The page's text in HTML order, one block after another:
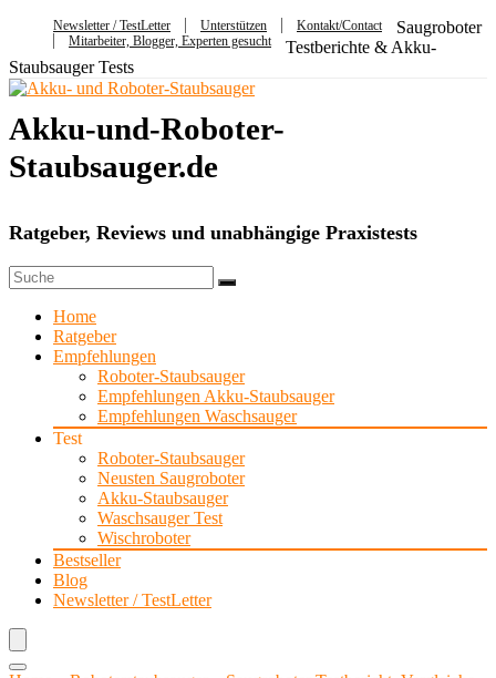
Newsletter / TestLetter Unterstützen
Kontakt/Contact
Mitarbeiter, Blogger, Experten gesucht
Saugroboter
Testberichte & Akku-
Staubsauger Tests
Akku-und-Roboter-
Staubsauger.de
Ratgeber, Reviews und unabhängige Praxistests
Home
Ratgeber
Empfehlungen
Roboter-Staubsauger
Empfehlungen Akku-Staubsauger
Empfehlungen Waschsauger
Test
Roboter-Staubsauger
Neusten Saugroboter
Akku-Staubsauger
Waschsauger Test
Wischroboter
Bestseller
Blog
Newsletter / TestLetter